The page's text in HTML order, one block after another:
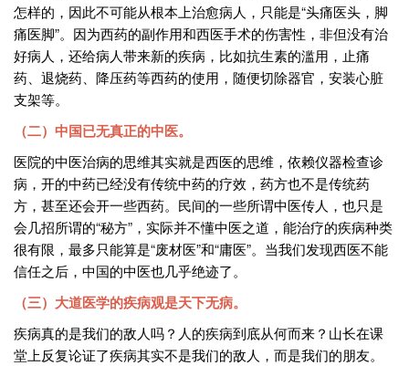
怎样的，因此不可能从根本上治愈病人，只能是“头痛医头，脚
痛医脚”。因为西药的副作用和西医手术的伤害性，非但没有治
好病人，还给病人带来新的疾病，比如抗生素的滥用，止痛
药、退烧药、降压药等西药的使用，随便切除器官，安装心脏
支架等。
（二）中国已无真正的中医。
医院的中医治病的思维其实就是西医的思维，依赖仪器检查诊
病，开的中药已经没有传统中药的疗效，药方也不是传统药
方，甚至还会开一些西药。民间的一些所谓中医传人，也只是
会几招所谓的“秘方”，实际并不懂中医之道，能治疗的疾病种类
很有限，最多只能算是“废材医”和“庸医”。当我们发现西医不能
信任之后，中国的中医也几乎绝迹了。
（三）大道医学的疾病观是天下无病。
疾病真的是我们的敌人吗？人的疾病到底从何而来？山长在课
堂上反复论证了疾病其实不是我们的敌人，而是我们的朋友。